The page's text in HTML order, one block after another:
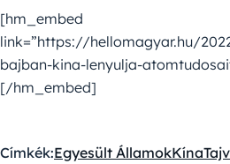
[hm_embed
link=”https://hellomagyar.hu/
bajban-kina-lenyulja-
[/hm_embed]
Címkék:Egyesült ÁllamokKína